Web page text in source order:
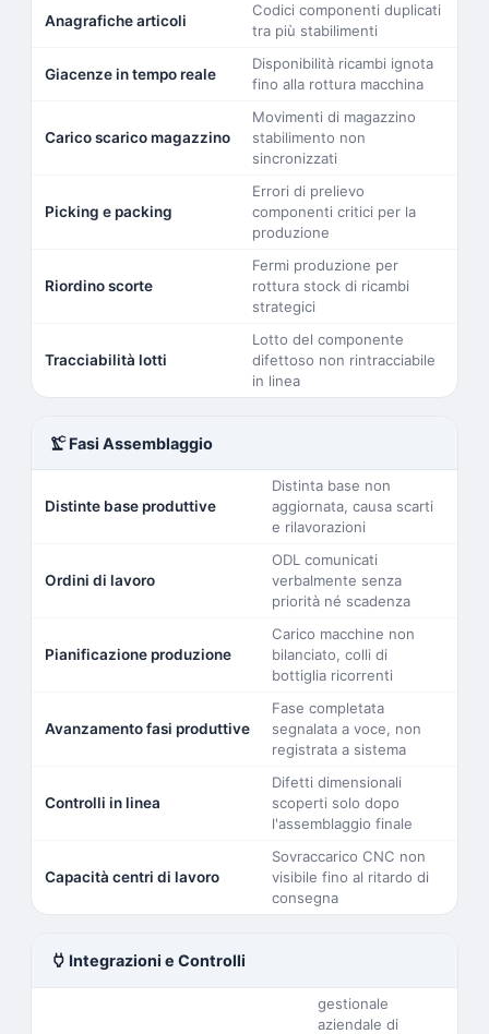
Anagrafiche articoli
Codici componenti duplicati
tra più stabilimenti
Giacenze in tempo reale
Disponibilità ricambi ignota
fino alla rottura macchina
Carico scarico magazzino
Movimenti di magazzino
stabilimento non
sincronizzati
Picking e packing
Errori di prelievo
componenti critici per la
produzione
Riordino scorte
Fermi produzione per
rottura stock di ricambi
strategici
Tracciabilità lotti
Lotto del componente
difettoso non rintracciabile
in linea
precision_manufacturingFasi Assemblaggio
Distinte base produttive
Distinta base non
aggiornata, causa scarti
e rilavorazioni
Ordini di lavoro
ODL comunicati
verbalmente senza
priorità né scadenza
Pianificazione produzione
Carico macchine non
bilanciato, colli di
bottiglia ricorrenti
Avanzamento fasi produttive
Fase completata
segnalata a voce, non
registrata a sistema
Controlli in linea
Difetti dimensionali
scoperti solo dopo
l'assemblaggio finale
Capacità centri di lavoro
Sovraccarico CNC non
visibile fino al ritardo di
consegna
power Integrazioni e Controlli
gestionale
aziendale di